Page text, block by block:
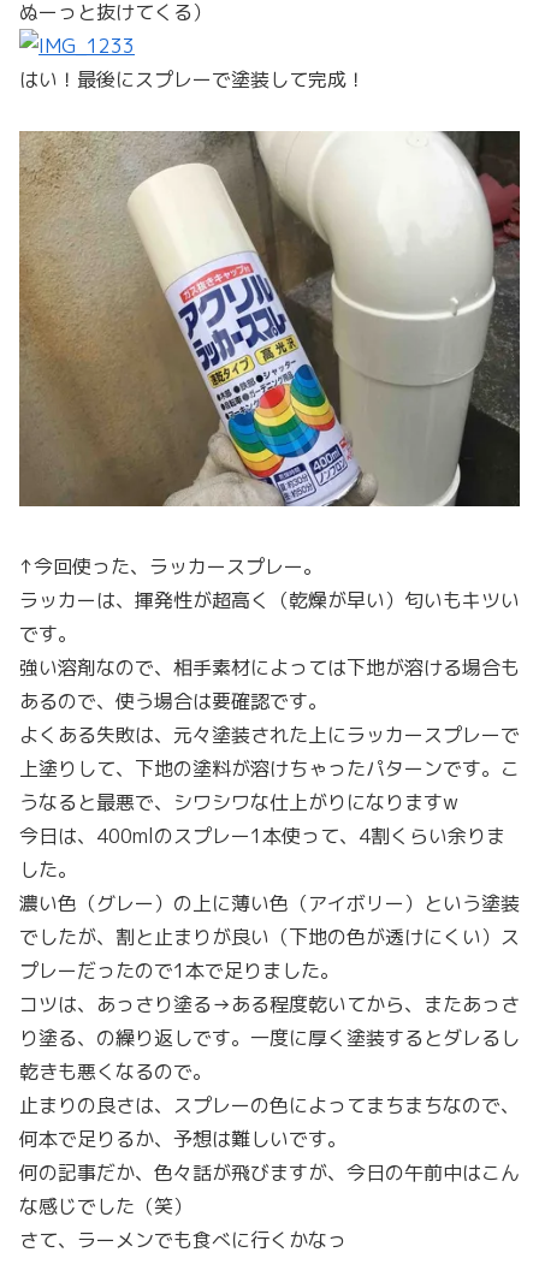
ぬーっと抜けてくる）
はい！最後にスプレーで塗装して完成！
↑今回使った、ラッカースプレー。
ラッカーは、揮発性が超高く（乾燥が早い）匂いもキツい
です。
強い溶剤なので、相手素材によっては下地が溶ける場合も
あるので、使う場合は要確認です。
よくある失敗は、元々塗装された上にラッカースプレーで
上塗りして、下地の塗料が溶けちゃったパターンです。こ
うなると最悪で、シワシワな仕上がりになりますw
今日は、400mlのスプレー1本使って、4割くらい余りま
した。
濃い色（グレー）の上に薄い色（アイボリー）という塗装
でしたが、割と止まりが良い（下地の色が透けにくい）ス
プレーだったので1本で足りました。
コツは、あっさり塗る→ある程度乾いてから、またあっさ
り塗る、の繰り返しです。一度に厚く塗装するとダレるし
乾きも悪くなるので。
止まりの良さは、スプレーの色によってまちまちなので、
何本で足りるか、予想は難しいです。
何の記事だか、色々話が飛びますが、今日の午前中はこん
な感じでした（笑）
さて、ラーメンでも食べに行くかなっ